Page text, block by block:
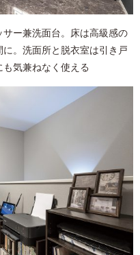
ー兼洗面台。床は高級感の
。洗面所と脱衣室は引き戸
気兼ねなく使える